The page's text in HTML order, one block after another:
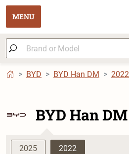
MENU
BYD BYD Han DM 2022
BYD Han DM
2025 2022